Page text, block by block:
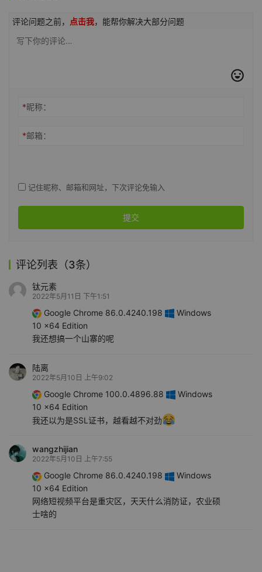
评论问题之前， 点击我，能帮你解决大部分问题
*昵称：
*邮箱：
记住昵称、邮箱和网址，下次评论免输入
提交
评论列表（3条）
钛元素
2022年5月11日 下午1:51
Google Chrome 86.0.4240.198
Windows
10 x64 Edition
我还想搞一个山寨的呢
陆离
2022年5月10日 上午9:02
Google Chrome 100.0.4896.88
Windows
10 x64 Edition
我还以为是SSL证书，越看越不对劲
wangzhijian
2022年5月10日 上午7:55
Google Chrome 86.0.4240.198
Windows
10 x64 Edition
网络短视频平台是重灾区，天天什么消防证，农业硕
士啥的